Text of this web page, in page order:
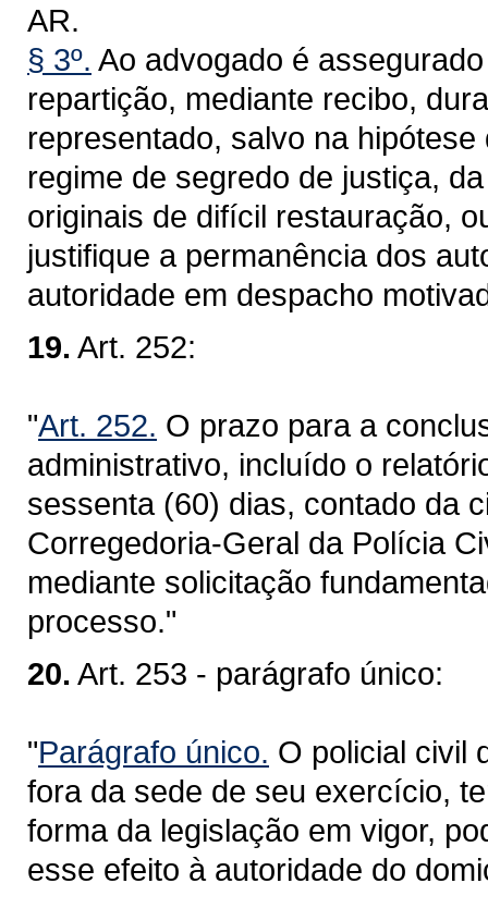
AR.
§ 3º. Ao advogado é
repartição, mediante recibo,
representado, salvo na
regime de segredo de justiça,
originais de difícil restauração,
justifique a permanência dos
autoridade em despacho
19. Art. 252:
"Art. 252. O prazo para a
administrativo, incluído o
sessenta (60) dias, contado da
Corregedoria-Geral da Polícia
mediante solicitação
processo."
20. Art. 253 - parágrafo único:
"Parágrafo único. O policial civil
fora da sede de seu exercício,
forma da legislação em vigor,
esse efeito à autoridade do